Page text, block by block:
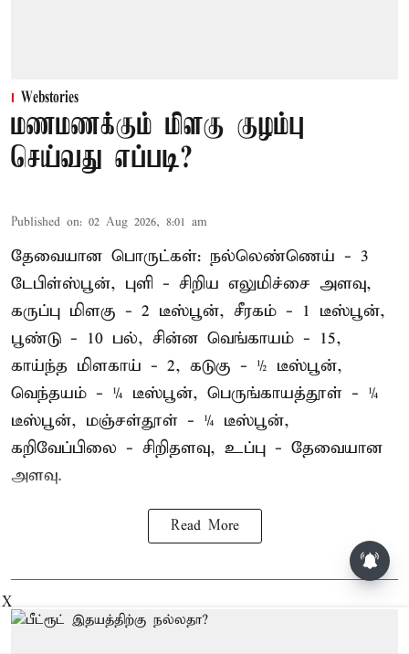
Webstories
மணமணக்கும் மிளகு குழம்பு
செய்வது எப்படி?
Published on: 02 Aug 2026, 8:01 am
தேவையான பொருட்கள்: நல்லெண்ணெய் - 3
டேபிள்ஸ்பூன், புளி - சிறிய எலுமிச்சை அளவு,
கருப்பு மிளகு - 2 டீஸ்பூன், சீரகம் - 1 டீஸ்பூன்,
பூண்டு - 10 பல், சின்ன வெங்காயம் - 15,
காய்ந்த மிளகாய் - 2, கடுகு - ½ டீஸ்பூன்,
வெந்தயம் - ¼ டீஸ்பூன், பெருங்காயத்தூள் - ¼
டீஸ்பூன், மஞ்சள்தூள் - ¼ டீஸ்பூன்,
கறிவேப்பிலை - சிறிதளவு, உப்பு - தேவையான
அளவு.
Read More
X